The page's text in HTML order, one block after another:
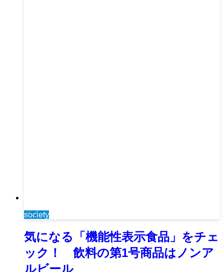
society
気になる「機能性表示食品」をチェ
ック！ 飲料の第1号商品はノンア
ルビール